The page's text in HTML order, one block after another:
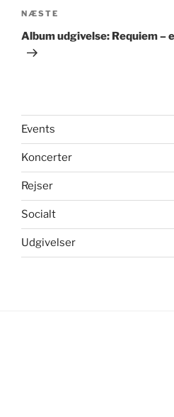
Næste
indlæg
NÆSTE
Album udgivelse: Requiem –
Events
Koncerter
Rejser
Socialt
Udgivelser